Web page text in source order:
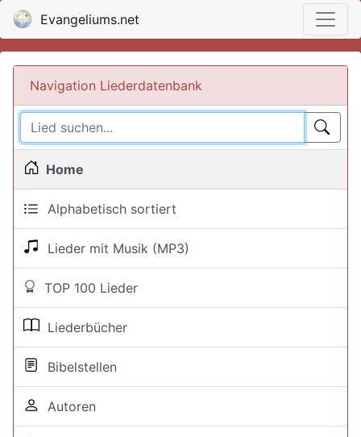
Evangeliums.net
Navigation Liederdatenbank
Home
Alphabetisch sortiert
Lieder mit Musik (MP3)
TOP 100 Lieder
Liederbücher
Bibelstellen
Autoren